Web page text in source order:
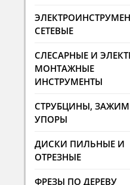
СЕТЕВЫЕ
СЛЕСАРНЫЕ И
МОНТАЖНЫЕ
ИНСТРУМЕНТЫ
СТРУБЦИНЫ,
УПОРЫ
ДИСКИ ПИЛЬНЫЕ И
ОТРЕЗНЫЕ
ФРЕЗЫ ПО ДЕРЕВУ